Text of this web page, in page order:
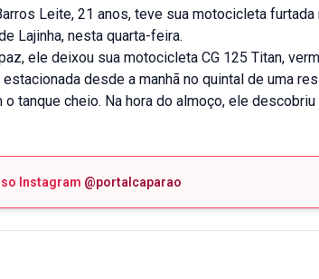
Leite, 21 anos, teve sua motocicleta furtada
Lajinha, nesta quarta-feira.
ele deixou sua motocicleta CG 125 Titan,
desde a manhã no quintal de uma
o tanque cheio. Na hora do almoço, ele
Instagram @portalcaparao